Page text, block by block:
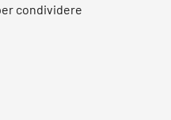
condividere